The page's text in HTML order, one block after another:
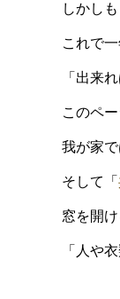
しかし
これで
「出来
このペ
我が家で
そして「
窓を開
「人や